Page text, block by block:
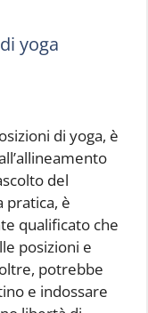
yoga
di yoga, è
del
pratica, è
qualificato che
posizioni e
potrebbe
e indossare